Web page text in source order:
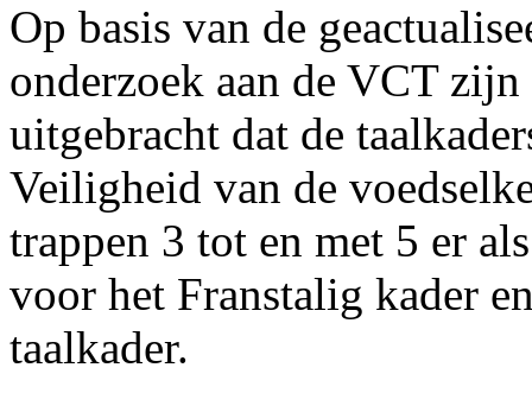
Op basis van de
onderzoek aan de VCT
uitgebracht dat de
Veiligheid van de
trappen 3 tot en met 5 er
voor het Franstalig kader
taalkader.